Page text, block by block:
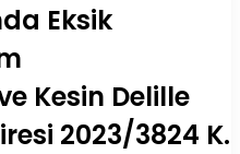
Eksik
Kesin Delille
2023/3824 K.